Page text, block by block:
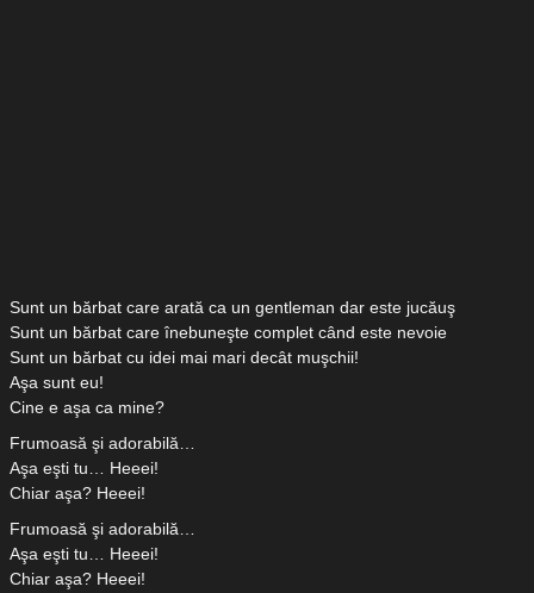
Sunt un bărbat care arată ca un gentleman dar este jucăuş
Sunt un bărbat care înebuneşte complet când este nevoie
Sunt un bărbat cu idei mai mari decât muşchii!
Aşa sunt eu!
Cine e aşa ca mine?
Frumoasă şi adorabilă…
Aşa eşti tu… Heeei!
Chiar aşa? Heeei!
Frumoasă şi adorabilă…
Aşa eşti tu… Heeei!
Chiar aşa? Heeei!